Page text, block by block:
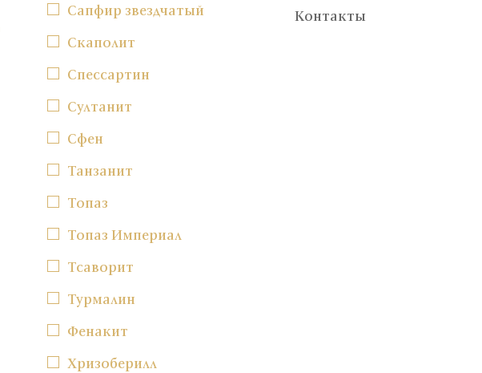
Сапфир звездчатый
Скаполит
Спессартин
Султанит
Сфен
Танзанит
Топаз
Топаз Империал
Тсаворит
Турмалин
Фенакит
Хризоберилл
Контакты